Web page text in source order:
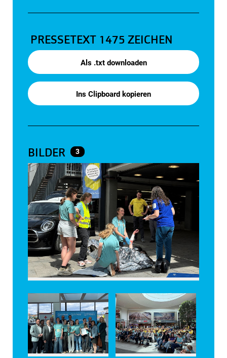
PRESSETEXT 1475 ZEICHEN
Als .txt downloaden
Ins Clipboard kopieren
BILDER 3